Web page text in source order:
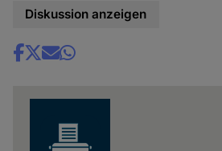
Diskussion anzeigen
Share